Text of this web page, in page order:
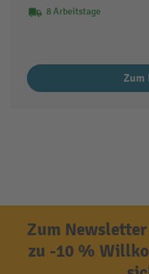
8 Arbeitstage
Zum
Zum
zu -10 %